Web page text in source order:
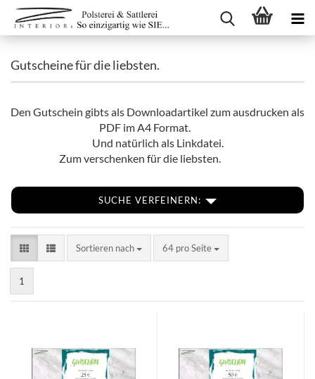
Gutscheine für die liebsten.
Den Gutschein gibts als Downloadartikel zum ausdrucken als
PDF im A4 Format.
Und natürlich als Linkdatei.
Zum verschenken für die liebsten.
SUCHE VERFEINERN:
Sortieren nach
Sortieren nach 64 pro Seite
pro Seite
1